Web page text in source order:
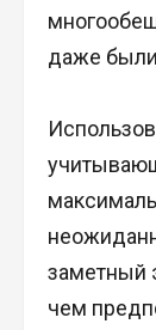
даже
заметный
чем